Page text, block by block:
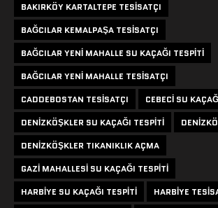
BAKIRKÖY KARTALTEPE TESISATÇI
BAĞCILAR KEMALPAŞA TESISATÇI
BAĞCILAR YENI MAHALLE SU KAÇAĞI TESPITI
BAĞCILAR YENI MAHALLE TESISATÇI
CADDEBOSTAN TESISATÇI
CEBECI SU
DENIZKÖŞKLER SU KAÇAĞI TESPITI
DENIZKÖŞKLER TIKANIKLIK AÇMA
GAZI MAHALLESI SU KAÇAĞI TESPITI
HARBIYE SU KAÇAĞI TESPITI
HARBIYE